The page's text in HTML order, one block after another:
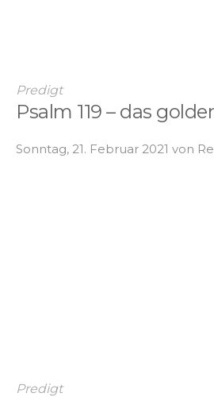
Predigt
Psalm 119 – das
Sonntag, 21. Februar 2021 von
Predigt